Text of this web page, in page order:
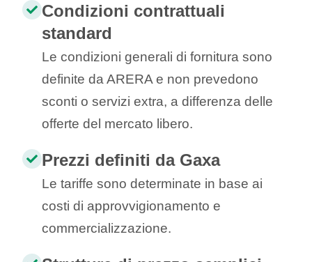
Condizioni contrattuali
standard
Le condizioni generali di fornitura sono
definite da ARERA e non prevedono
sconti o servizi extra, a differenza delle
offerte del mercato libero.
Prezzi definiti da Gaxa
Le tariffe sono determinate in base ai
costi di approvvigionamento e
commercializzazione.